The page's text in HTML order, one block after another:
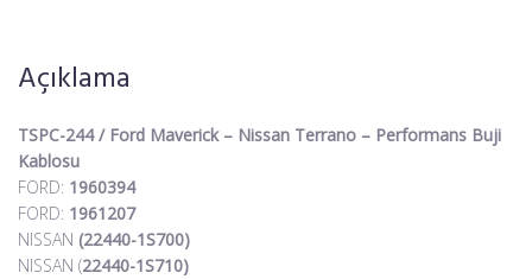
Açıklama
TSPC-244 / Ford Maverick – Nissan Terrano – Performans Buji
Kablosu
FORD: 1960394
FORD: 1961207
NISSAN (22440-1S700)
NISSAN (22440-1S710)